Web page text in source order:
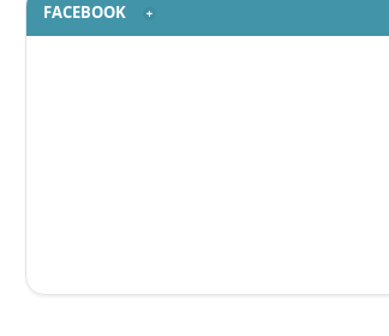
FACEBOOK